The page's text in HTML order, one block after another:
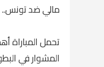
مالي ضد تونس..
تحمل المباراة
المشوار في